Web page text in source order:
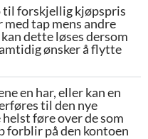
til forskjellig kjøpspris
med tap mens andre
dette løses dersom
ønsker å flytte
en har, eller kan en
til den nye
føre over de som
forblir på den kontoen